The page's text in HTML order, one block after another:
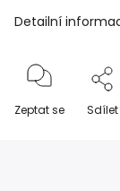
Detailní
Zeptat se Sdílet